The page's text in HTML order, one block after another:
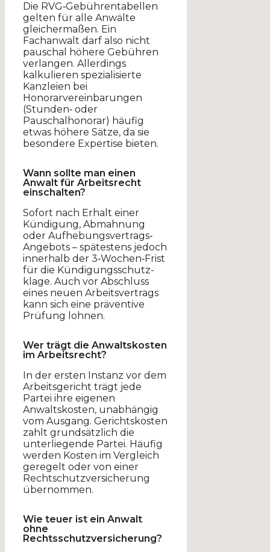
Die RVG‐Gebührentabellen
gelten für alle Anwälte
gleichermaßen. Ein
Fachanwalt darf also nicht
pauschal höhere Gebühren
verlangen. Allerdings
kalkulieren spezialisierte
Kanzleien bei
Honorarvereinbarungen
(Stunden‐ oder
Pauschalhonorar) häufig
etwas höhere Sätze, da sie
besondere Expertise bieten.
Wann sollte man einen
Anwalt für Arbeitsrecht
einschalten?
Sofort nach Erhalt einer
Kündigung, Abmahnung
oder Aufhebungsvertrags‐
Angebots – spätestens jedoch
innerhalb der 3‑Wochen‑Frist
für die Kündigungsschutz­
klage. Auch vor Abschluss
eines neuen Arbeitsvertrags
kann sich eine präventive
Prüfung lohnen.
Wer trägt die Anwaltskosten
im Arbeitsrecht?
In der ersten Instanz vor dem
Arbeitsgericht trägt jede
Partei ihre eigenen
Anwaltskosten, unabhängig
vom Ausgang. Gerichtskosten
zahlt grundsätzlich die
unterliegende Partei. Häufig
werden Kosten im Vergleich
geregelt oder von einer
Rechtschutzversicherung
übernommen.
Wie teuer ist ein Anwalt
ohne
Rechtsschutzversicherung?